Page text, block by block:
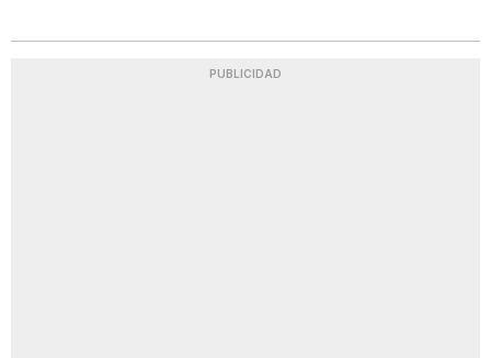
PUBLICIDAD